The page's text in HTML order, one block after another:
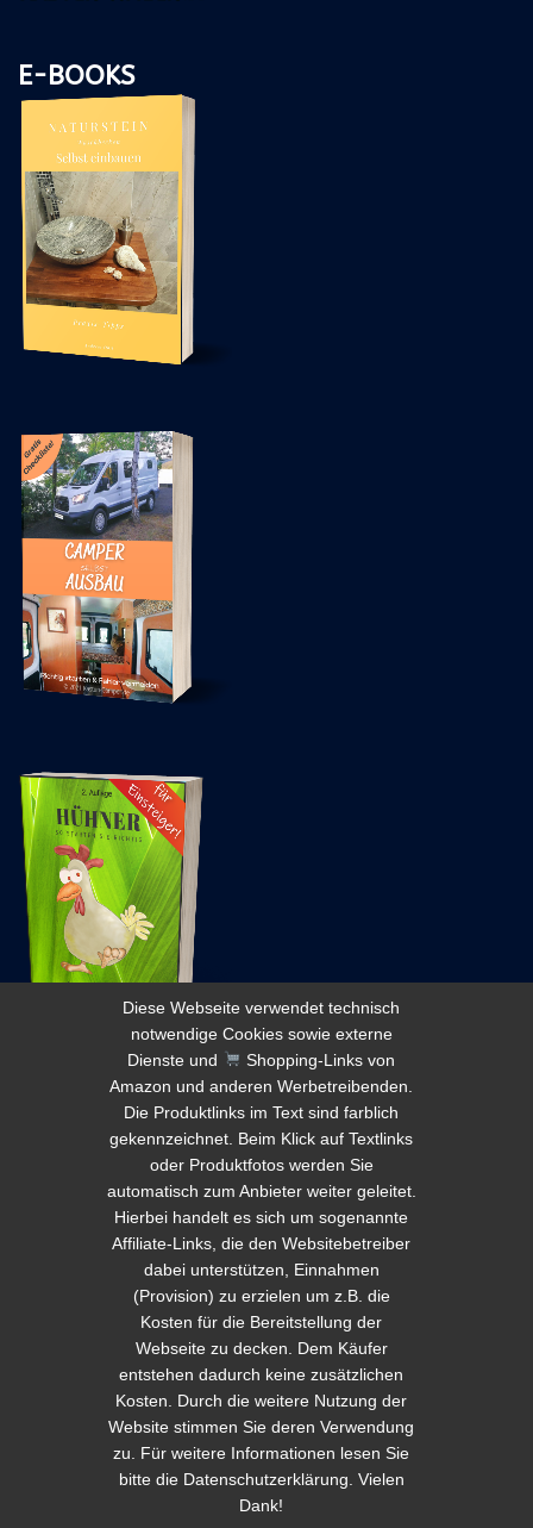
E-BOOKS
© 2026 Tauchsignalgeber.de Diese Webseite
verwendet technisch notwendige Cookies sowie
externe Dienste und
Shopping-Links von Amazon
und anderen Werbetreibenden. Die Produktlinks im
Text sind farblich gekennzeichnet. Beim Klick auf
Textlinks oder Produktfotos werden Sie automatisch
zum Anbieter weiter geleitet. Hierbei handelt es sich
um sogenannte Affiliate-Links, die den
Websitebetreiber dabei unterstützen, Einnahmen
(Provision) zu erzielen um z.B. die Kosten für die
Bereitstellung der Webseite zu decken. Dem Käufer
entstehen dadurch keine zusätzlichen Kosten. Durch
Diese Webseite verwendet technisch
notwendige Cookies sowie externe
Dienste und
Shopping-Links von
Amazon und anderen Werbetreibenden.
Die Produktlinks im Text sind farblich
gekennzeichnet. Beim Klick auf Textlinks
oder Produktfotos werden Sie
automatisch zum Anbieter weiter geleitet.
Hierbei handelt es sich um sogenannte
Affiliate-Links, die den Websitebetreiber
dabei unterstützen, Einnahmen
(Provision) zu erzielen um z.B. die
Kosten für die Bereitstellung der
Webseite zu decken. Dem Käufer
entstehen dadurch keine zusätzlichen
Kosten. Durch die weitere Nutzung der
Website stimmen Sie deren Verwendung
zu. Für weitere Informationen lesen Sie
bitte die Datenschutzerklärung . Vielen
Dank!